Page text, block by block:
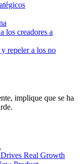
los creadores a
repeler a los no
implique que se ha
Real Growth